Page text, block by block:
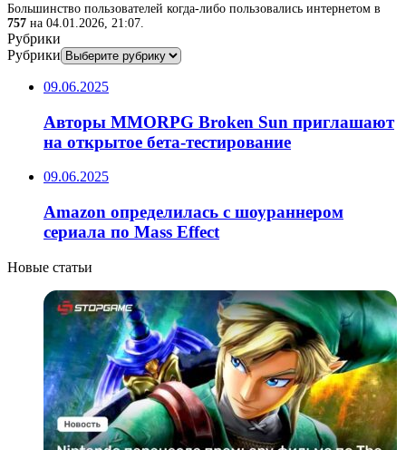
Большинство пользователей когда-либо пользовались интернетом в
757 на 04.01.2026, 21:07.
Рубрики
Рубрики
09.06.2025
Авторы MMORPG Broken Sun приглашают
на открытое бета-тестирование
09.06.2025
Amazon определилась с шоураннером
сериала по Mass Effect
Новые статьи